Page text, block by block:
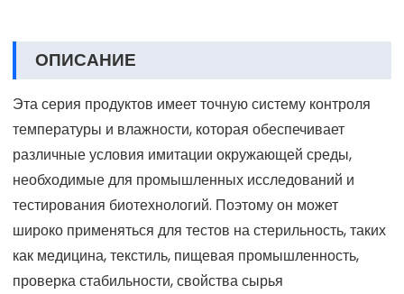
ОПИСАНИЕ
Эта серия продуктов имеет точную систему контроля
температуры и влажности, которая обеспечивает
различные условия имитации окружающей среды,
необходимые для промышленных исследований и
тестирования биотехнологий. Поэтому он может
широко применяться для тестов на стерильность, таких
как медицина, текстиль, пищевая промышленность,
проверка стабильности, свойства сырья